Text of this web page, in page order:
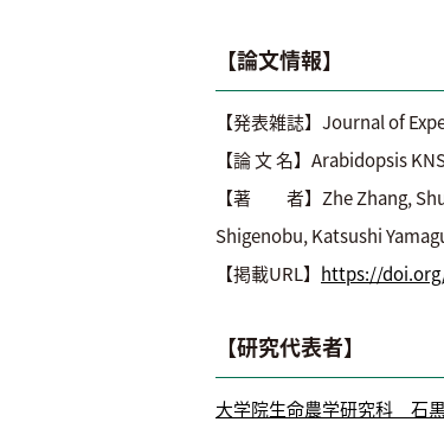
【論文情報】
【発表雑誌】Journal of
【論 文 名】Arabidopsis
【著 者】Zhe Zhang,
Shigenobu, Katsushi
【掲載URL】 https://
【研究代表者】
大学院生命農学研究科 石